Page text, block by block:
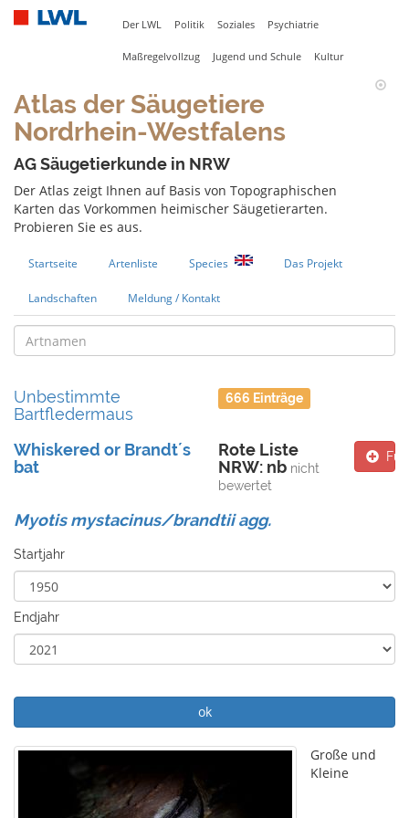
Der LWL Politik Soziales Psychiatrie
Maßregelvollzug Jugend und Schule Kultur
Atlas der Säugetiere
Nordrhein-Westfalens
AG Säugetierkunde in NRW
Der Atlas zeigt Ihnen auf Basis von Topographischen
Karten das Vorkommen heimischer Säugetierarten.
Probieren Sie es aus.
Startseite Artenliste Species Das Projekt
Landschaften Meldung / Kontakt
Unbestimmte
Bartfledermaus
666 Einträge
Whiskered or Brandt´s
bat
Rote Liste
NRW: nb nicht
bewertet
Myotis mystacinus/brandtii agg.
Startjahr
Endjahr
ok
Große und
Kleine